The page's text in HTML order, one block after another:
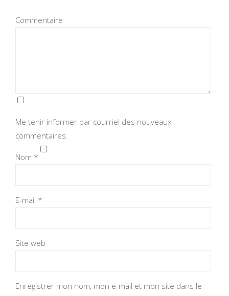
Commentaire
Me tenir informer par courriel des nouveaux
commentaires.
Nom *
E-mail *
Site web
Enregistrer mon nom, mon e-mail et mon site dans le